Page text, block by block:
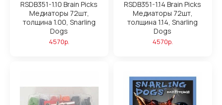
RSDB351-1.10 Brain Picks
Медиаторы 72шт,
толщина 1.00, Snarling
Dogs
4570р.
RSDB351-1.14 Brain Picks
Медиаторы 72шт,
толщина 1.14, Snarling
Dogs
4570р.